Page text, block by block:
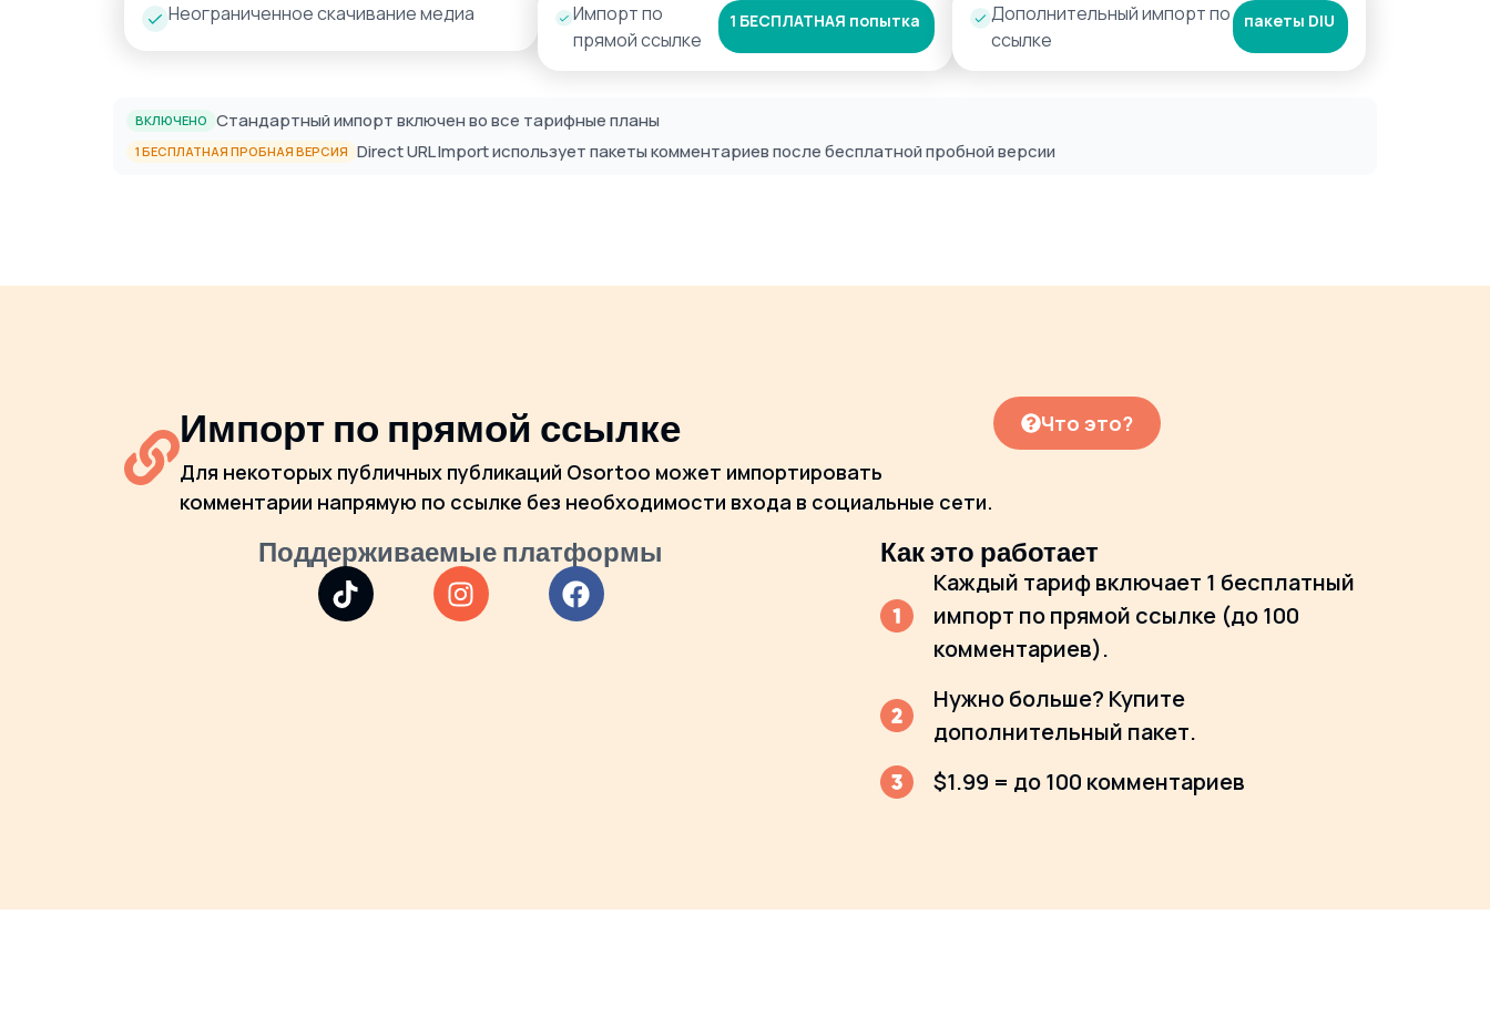
Неограниченное скачивание медиа
Импорт по
прямой ссылке
1 БЕСПЛАТНАЯ попытка
Дополнительный импорт по
ссылке
пакеты DIU
ВКЛЮЧЕНО Стандартный импорт включен во все тарифные планы
1 БЕСПЛАТНАЯ ПРОБНАЯ ВЕРСИЯ Direct URL Import использует пакеты комментариев после бесплатной пробной версии
Импорт по прямой ссылке
Для некоторых публичных публикаций Osortoo может импортировать
комментарии напрямую по ссылке без необходимости входа в социальные сети.
Что это?
Поддерживаемые платформы Как это работает
Каждый тариф включает 1 бесплатный
импорт по прямой ссылке (до 100
комментариев).
Нужно больше? Купите
дополнительный пакет.
$1.99 = до 100 комментариев